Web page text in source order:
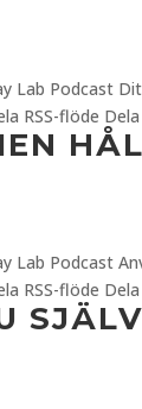
Lab Podcast
RSS-flöde
Lab Podcast
RSS-flöde